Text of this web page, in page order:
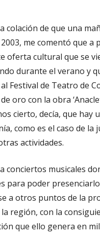
colación de que una
me comentó que a
oferta cultural que se
durante el verano y
Festival de Teatro de
oro con la obra
cierto, decía, que hay
como es el caso de la
actividades.
conciertos musicales
para poder
a otros puntos de la
la región, con la
que ello genera en